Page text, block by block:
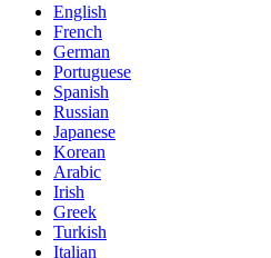
English
French
German
Portuguese
Spanish
Russian
Japanese
Korean
Arabic
Irish
Greek
Turkish
Italian